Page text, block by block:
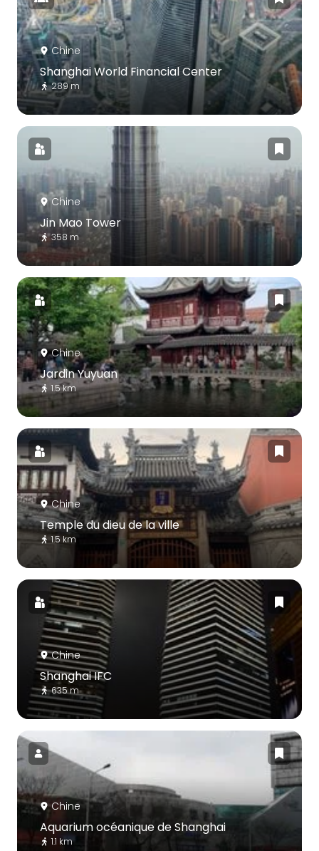
Chine
Shanghai World Financial Center
289 m
Chine
Jin Mao Tower
358 m
Chine
Jardin Yuyuan
1.5 km
Chine
Temple du dieu de la ville
1.5 km
Chine
Shanghai IFC
635 m
Chine
Aquarium océanique de Shanghai
1.1 km